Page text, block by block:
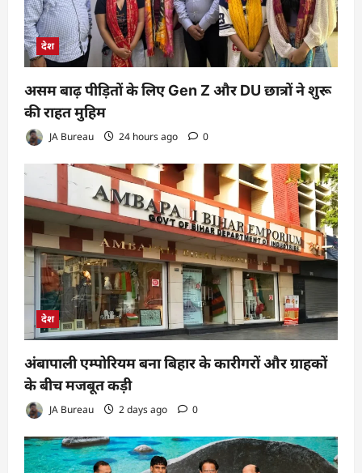
देश
असम बाढ़ पीड़ितों के लिए Gen Z और DU छात्रों ने शुरू
की राहत मुहिम
JA Bureau 24 hours ago 0
देश
अंबापाली एम्पोरियम बना बिहार के कारीगरों और ग्राहकों
के बीच मजबूत कड़ी
JA Bureau 2 days ago 0